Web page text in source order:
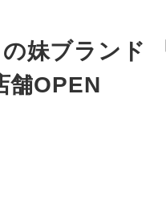
妹ブランド
舗OPEN